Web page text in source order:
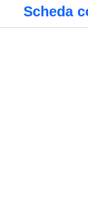
Scheda